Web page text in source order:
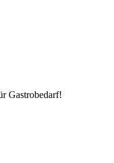
Gastrobedarf!